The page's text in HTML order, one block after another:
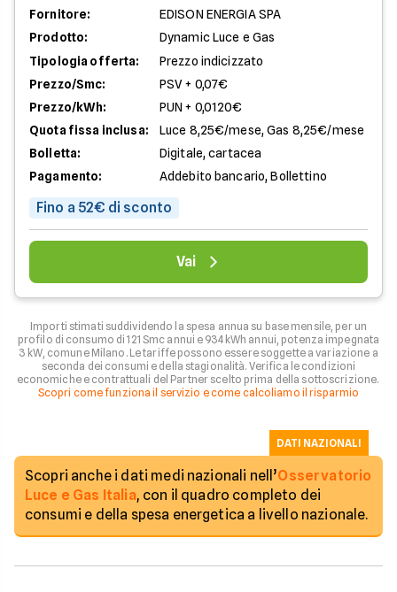
Fornitore:
EDISON ENERGIA SPA
Prodotto:
Dynamic Luce e Gas
Tipologia offerta:
Prezzo indicizzato
Prezzo/Smc:
PSV + 0,07€
Prezzo/kWh:
PUN + 0,0120€
Quota fissa inclusa:
Luce 8,25€/mese, Gas 8,25€/mese
Bolletta:
Digitale, cartacea
Pagamento:
Addebito bancario, Bollettino
Fino a 52€ di sconto
Vai
Importi stimati suddividendo la spesa annua su base mensile, per un
profilo di consumo di 121 Smc annui e 934 kWh annui, potenza impegnata
3 kW, comune Milano. Le tariffe possono essere soggette a variazione a
seconda dei consumi e della stagionalità. Verifica le condizioni
economiche e contrattuali del Partner scelto prima della sottoscrizione.
Scopri come funziona il servizio e come calcoliamo il risparmio
Scopri anche i dati medi nazionali nell’Osservatorio
Luce e Gas Italia, con il quadro completo dei
consumi e della spesa energetica a livello nazionale.
DATI NAZIONALI